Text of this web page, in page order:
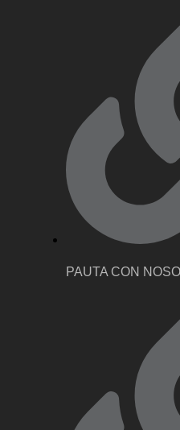
PAUTA CON